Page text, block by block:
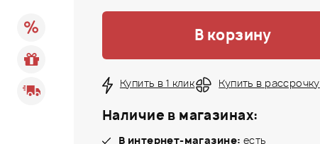
В корзину
Купить в 1 клик Купить в рассрочку
Наличие в магазинах:
В интернет-магазине: есть